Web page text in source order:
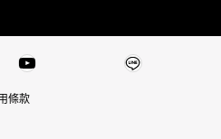
條款